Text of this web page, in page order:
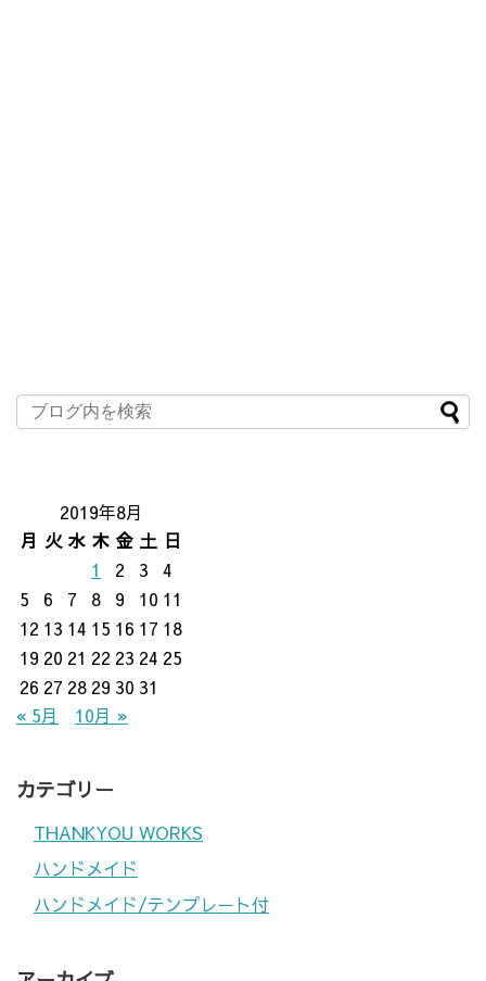
2019年8月
月 火 水 木 金 土 日
1
2 3
4
5
6 7 8 9 10 11
12 13 14 15 16 17 18
19 20 21 22 23 24 25
26 27 28 29 30 31
« 5月
10月 »
カテゴリー
THANKYOU WORKS
ハンドメイド
ハンドメイド/テンプレート付